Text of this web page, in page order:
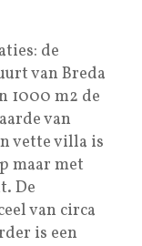
de
van Breda
1000 m2 de
van
vette villa is
maar met
De
van circa
is een